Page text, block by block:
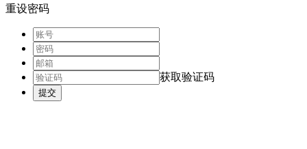
重设密码
获取验证码
提交